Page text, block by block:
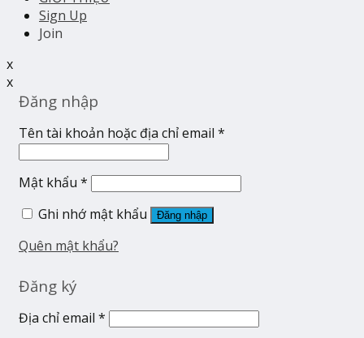
Sign Up
Join
x
x
Đăng nhập
Tên tài khoản hoặc địa chỉ email *
Mật khẩu *
Ghi nhớ mật khẩu
Đăng nhập
Quên mật khẩu?
Đăng ký
Địa chỉ email *